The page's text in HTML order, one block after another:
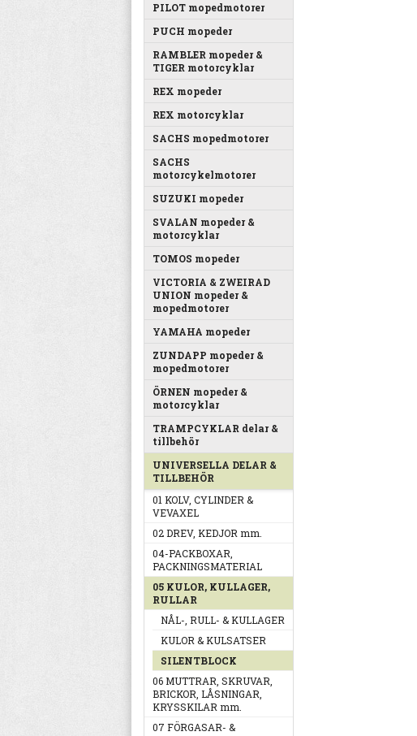
PILOT mopedmotorer
PUCH mopeder
RAMBLER mopeder &
TIGER motorcyklar
REX mopeder
REX motorcyklar
SACHS mopedmotorer
SACHS
motorcykelmotorer
SUZUKI mopeder
SVALAN mopeder &
motorcyklar
TOMOS mopeder
VICTORIA & ZWEIRAD
UNION mopeder &
mopedmotorer
YAMAHA mopeder
ZUNDAPP mopeder &
mopedmotorer
ÖRNEN mopeder &
motorcyklar
TRAMPCYKLAR delar &
tillbehör
UNIVERSELLA DELAR &
TILLBEHÖR
01 KOLV, CYLINDER &
VEVAXEL
02 DREV, KEDJOR mm.
04-PACKBOXAR,
PACKNINGSMATERIAL
05 KULOR, KULLAGER,
RULLAR
NÅL-, RULL- & KULLAGER
KULOR & KULSATSER
SILENTBLOCK
06 MUTTRAR, SKRUVAR,
BRICKOR, LÅSNINGAR,
KRYSSKILAR mm.
07 FÖRGASAR- &